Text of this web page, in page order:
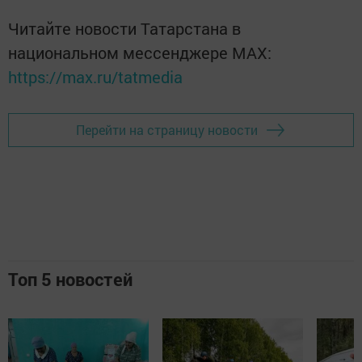
Читайте новости Татарстана в
национальном мессенджере MАХ:
https://max.ru/tatmedia
Перейти на страницу новости
Топ 5 новостей